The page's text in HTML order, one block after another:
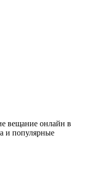
вещание онлайн в
и популярные